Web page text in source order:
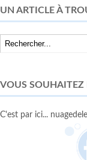
UN ARTICLE À
VOUS SOUHAITEZ
C'est par ici...